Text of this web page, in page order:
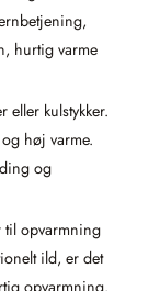
hurtig varme
eller kulstykker.
høj varme.
og
til opvarmning
ild, er det
opvarmning.